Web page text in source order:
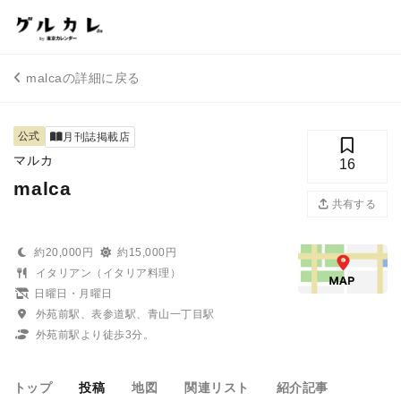
malcaの詳細に戻る
公式 月刊誌掲載店
マルカ
malca
16
共有する
約20,000円
約15,000円
イタリアン（イタリア料理）
日曜日・月曜日
外苑前駅、表参道駅、青山一丁目駅
外苑前駅より徒歩3分。
トップ 投稿 地図 関連リスト 紹介記事